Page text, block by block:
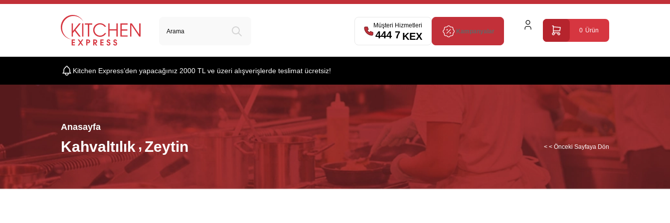
0 Ürün
Müşteri Hizmetleri
444 7 539
Kampanyalar
Kitchen Express’den yapacağınız 2000 TL ve üzeri alışverişlerde teslimat ücretsiz!
Anasayfa
Kahvaltılık Zeytin < < Önceki Sayfaya Dön